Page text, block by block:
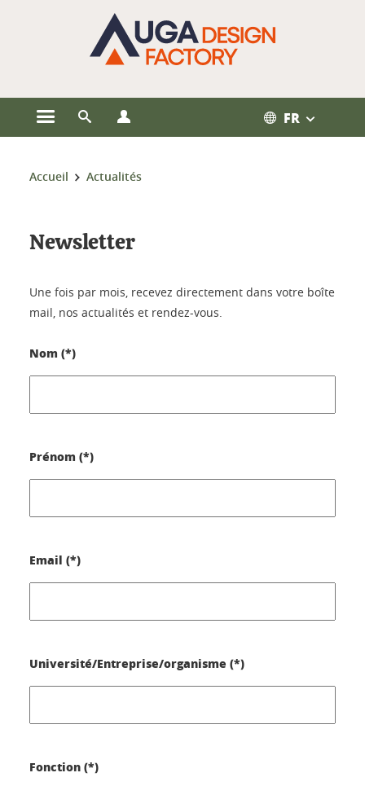
Ouvrir le menu principal
Ouvrir le moteur de recherche FR
Vous êtes ici :
Accueil Actualités
Newsletter
Une fois par mois, recevez directement dans votre boîte
mail, nos actualités et rendez-vous.
Nom (*)
Prénom (*)
Email (*)
Université/Entreprise/organisme (*)
Fonction (*)